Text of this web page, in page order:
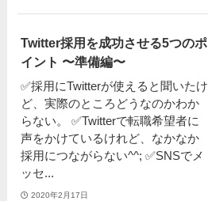
Twitter採用を成功させる5つのポ
イント 〜準備編〜
✅採用にTwitterが使えると聞いたけ
ど、実際のところどうなのかわか
らない。 ✅Twitterで転職希望者に
声をかけているけれど、なかなか
採用につながらない^^; ✅SNSでメ
ッセ...
2020年2月17日